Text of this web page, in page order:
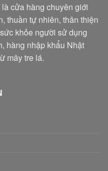
là cửa hàng chuyên giới
thuần tự nhiên, thân thiện
khỏe người sử dụng
hàng nhập khẩu Nhật
mây tre lá.